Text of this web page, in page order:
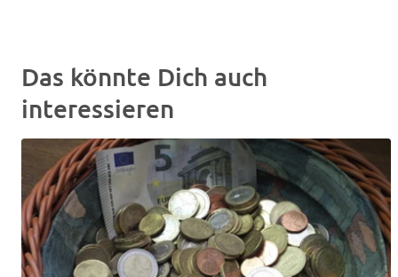
Das könnte Dich auch
interessieren